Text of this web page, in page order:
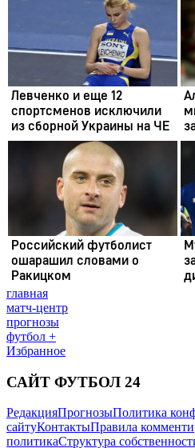
главная
матч-центр
прогнозы
футбол +
Избранное
САЙТ ФУТБОЛ 24
РедакцияПрогнозыПолитика
сайтуКонтактыПравила
политикаСтруктура